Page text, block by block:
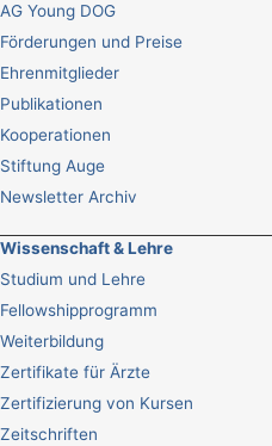
AG Young DOG
Förderungen und Preise
Ehrenmitglieder
Publikationen
Kooperationen
Stiftung Auge
Newsletter Archiv
Wissenschaft & Lehre
Studium und Lehre
Fellowshipprogramm
Weiterbildung
Zertifikate für Ärzte
Zertifizierung von Kursen
Zeitschriften